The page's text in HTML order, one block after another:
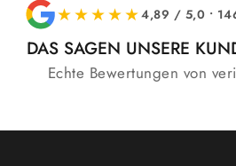
★★★★★4,89 / 5,0 •
DAS SAGEN UNSERE
Echte Bewertungen von